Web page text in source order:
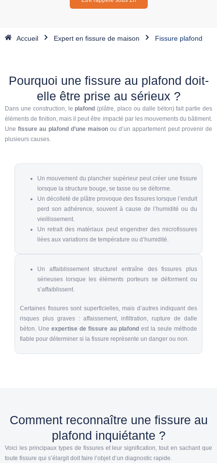
Accueil Expert en fissure de maison Fissure plafond
Pourquoi une fissure au plafond doit-
elle être prise au sérieux ?
Dans une construction, leplafond (plâtre, placo ou dalle béton) fait partie des
éléments de finition, mais il peut être impacté par les mouvements du bâtiment.
Unefissure au plafond d’une maisonou d’un appartement peut provenir de
plusieurs causes.
Un mouvement du plancher supérieur peut créer une fissure
lorsque la structure bouge, se tasse ou se déforme.
Un décolleté de plâtre provoque des fissures lorsque l’enduit
perd son adhérence, souvent à cause de l’humidité ou du
vieillissement.
Un retrait des matériaux peut engendrer des microfissures
liées aux variations de température ou d’humidité.
Un affaiblissement structurel entraîne des fissures plus
sérieuses lorsque les éléments porteurs se déforment ou
s’affaiblissent.
Certaines fissuressont superficielles, mais d’autres indiquant des
risques plus graves : affaissement, infiltration, rupture de dalle
béton. Uneexpertise de fissure au plafond est la seule méthode
fiable pour déterminer si la fissure représente un danger ou non.
Comment reconnaître une fissure au
plafond inquiétante ?
Voici les principaux types de fissures et leur signification, tout en sachant que
toute fissure qui s’élargit doit faire l’objet d’un diagnostic rapide.